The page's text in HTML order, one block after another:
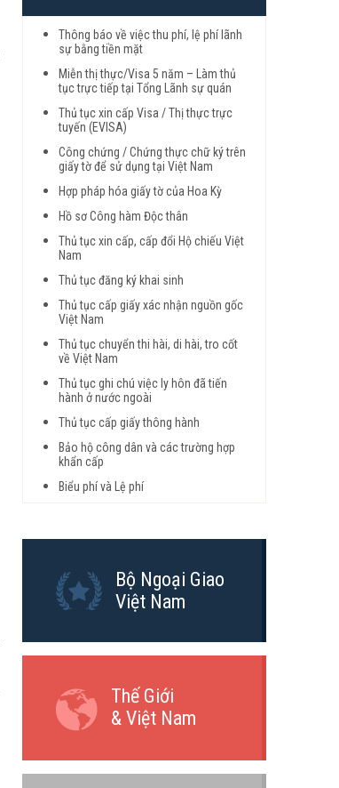
Thông báo về việc thu phí, lệ phí lãnh
sự bằng tiền mặt
Miễn thị thực/Visa 5 năm – Làm thủ
tục trực tiếp tại Tổng Lãnh sự quán
Thủ tục xin cấp Visa / Thị thực trực
tuyến (EVISA)
Công chứng / Chứng thực chữ ký trên
giấy tờ để sử dụng tại Việt Nam
Hợp pháp hóa giấy tờ của Hoa Kỳ
Hồ sơ Công hàm Độc thân
Thủ tục xin cấp, cấp đổi Hộ chiếu Việt
Nam
Thủ tục đăng ký khai sinh
Thủ tục cấp giấy xác nhận nguồn gốc
Việt Nam
Thủ tục chuyển thi hài, di hài, tro cốt
về Việt Nam
Thủ tục ghi chú việc ly hôn đã tiến
hành ở nước ngoài
Thủ tục cấp giấy thông hành
Bảo hộ công dân và các trường hợp
khẩn cấp
Biểu phí và Lệ phí
Bộ Ngoại Giao
Việt Nam
Thế Giới
& Việt Nam